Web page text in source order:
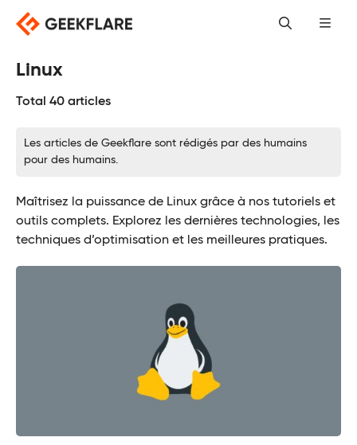
Skip
content
Linux
Total 40 articles
Les articles de Geekflare sont rédigés par des humains
pour des humains.
Maîtrisez la puissance de Linux grâce à nos tutoriels et
outils complets. Explorez les dernières technologies, les
techniques d’optimisation et les meilleures pratiques.